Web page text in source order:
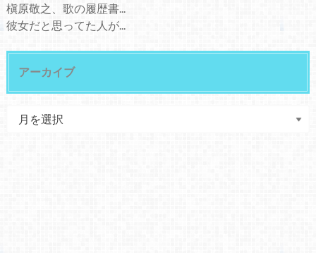
槇原敬之、歌の履歴書...
彼女だと思ってた人が...
アーカイブ